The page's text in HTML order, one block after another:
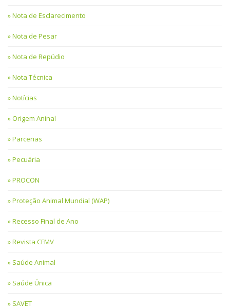
Nota de Esclarecimento
Nota de Pesar
Nota de Repúdio
Nota Técnica
Notícias
Origem Aninal
Parcerias
Pecuária
PROCON
Proteção Animal Mundial (WAP)
Recesso Final de Ano
Revista CFMV
Saúde Animal
Saúde Única
SAVET